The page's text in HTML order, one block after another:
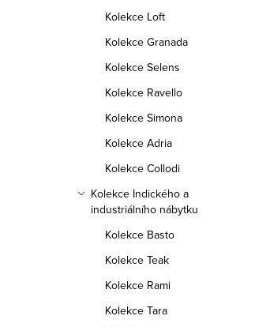
Kolekce Loft
Kolekce Granada
Kolekce Selens
Kolekce Ravello
Kolekce Simona
Kolekce Adria
Kolekce Collodi
Kolekce Indického a
industriálního nábytku
Kolekce Basto
Kolekce Teak
Kolekce Rami
Kolekce Tara
Skladem u dodavatele v NL
Set 2 kusů odkládacích industriálních
stolků z masivu mango.